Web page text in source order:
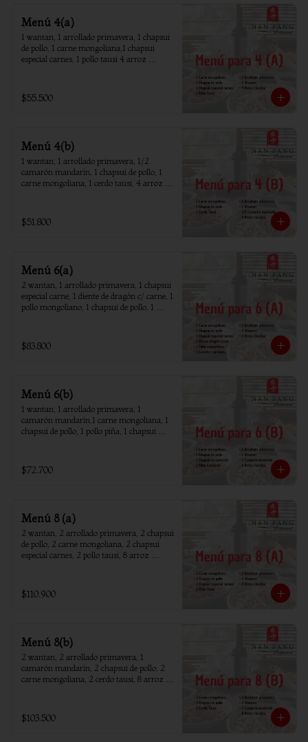
Menú 4(a)
1 wantan, 1 arrollado primavera, 1 chapsui
de pollo, 1 carne mongoliana,1 chapsui
especial carnes, 1 pollo tausi 4 arroz
$55.500
Menú 4(b)
1 wantan, 1 arrollado primavera, 1/2
camarón mandarín, 1 chapsui de pollo, 1
carne mongoliana, 1 cerdo tausi, 4 arroz
$51.800
Menú 6(a)
2 wantan, 1 arrollado primavera, 1 chapsui
especial carne, 1 diente de dragón c/ carne, 1
pollo mongoliano, 1 chapsui de pollo, 1
$83.800
Menú 6(b)
1 wantan, 1 arrollado primavera, 1
camarón mandarín,1 carne mongoliana, 1
chapsui de pollo, 1 pollo piña, 1 chapsui
$72.700
Menú 8 (a)
2 wantan, 2 arrollado primavera, 2 chapsui
de pollo, 2 carne mongoliana, 2 chapsui
especial carnes, 2 pollo tausi, 8 arroz
$110.900
Menú 8(b)
2 wantan, 2 arrollado primavera, 1
camarón mandarín, 2 chapsui de pollo, 2
carne mongoliana, 2 cerdo tausi, 8 arroz
$103.500